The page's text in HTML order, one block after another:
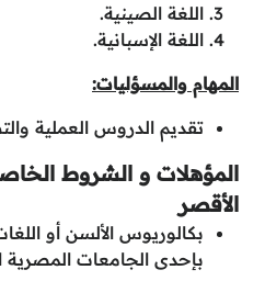
اللغة الصينية.
اللغة الإسبانية.
المهام والمسؤليات:
تقديم الدروس العملية
المؤهلات و الشروط
الأقصر
بكالوريوس الألسن أو
بإحدى الجامعات المصرية